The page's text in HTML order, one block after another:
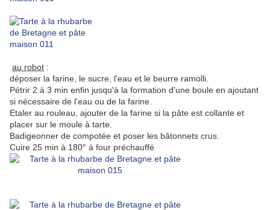
au robot :
déposer la farine, le sucre, l'eau et le beurre ramolli.
Pétrir 2 à 3 min enfin jusqu'à la formation d'une boule en ajoutant
si nécessaire de l'eau ou de la farine.
Etaler au rouleau, ajouter de la farine si la pâte est collante et
placer sur le moule à tarte.
Badigeonner de compotée et poser les bâtonnets crus.
Cuire 25 min à 180° à four préchauffé